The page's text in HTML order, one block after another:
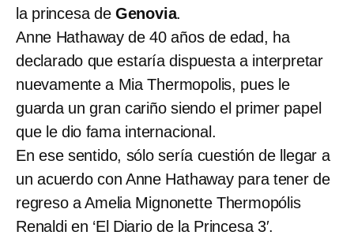
la princesa de Genovia.
Anne Hathaway de 40 años de edad, ha
declarado que estaría dispuesta a interpretar
nuevamente a Mia Thermopolis, pues le
guarda un gran cariño siendo el primer papel
que le dio fama internacional.
En ese sentido, sólo sería cuestión de llegar a
un acuerdo con Anne Hathaway para tener de
regreso a Amelia Mignonette Thermopólis
Renaldi en ‘El Diario de la Princesa 3′.